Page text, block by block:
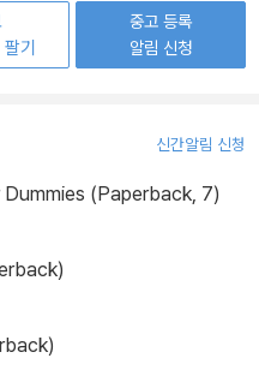
기
중고 등록
알림 신청
신간알림 신청
(Paperback, 7)